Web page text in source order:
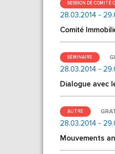
SESSION DE COMITÉ
28.03.2014 -
Comité
SÉMINAIRE
28.03.2014 -
Dialogue avec
AUTRE
28.03.2014 -
Mouvements